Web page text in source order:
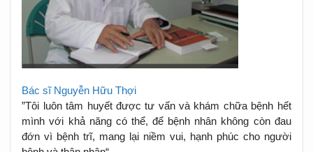
Bác sĩ Nguyễn Hữu Thợi
”Tôi luôn tâm huyết được tư vấn và khám chữa bệnh hết
mình với khả năng có thể, để bệnh nhân không còn đau
đớn vì bệnh trĩ, mang lại niềm vui, hạnh phúc cho người